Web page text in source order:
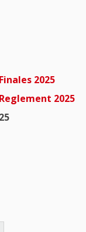
Finales 2025
Reglement 2025